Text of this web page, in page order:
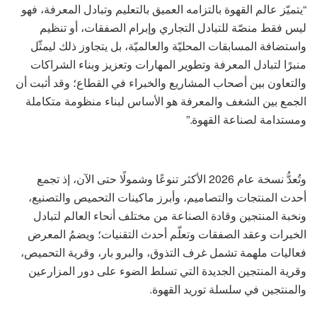
“يتميّز عالم القهوة بالتزامه العميق بالتعليم وتبادل المعرفة، فهو
ليس فقط منصّة للتبادل التجاري وإبرام الصفقات، أو تنظيم
واستضافة المسابقات المحليّة والعالميّة، بل يتجاوز ذلك ليمثّل
منبرًا لتبادل المعرفة وتطوير المهارات وتعزيز وبناء الشراكات
والتعاون بين أصحاب المشاريع والخبراء في القطاع؛ وقد أثبت أن
الجمع بين الشغف والمعرفة هو الأساس لبناء منظومة متكاملة
ومستدامة لصناعة القهوة.”
وتُعدُّ نسخة عام 2026 الأكثر تنوعًا وشمولًا حتى الآن، إذ تجمع
أحدث المنتجات والتصاميم، وأبرز ماكينات التحميص والتصنيع،
ونخبة المنتجين وقادة الصناعة من مختلف أنحاء العالم لتبادل
الخبرات وعقد الصفقات وتعلّم أحدث التقنيات؛ ويضمُ المعرض
فعاليات ملهمة تشمل غرف التذوق، والبرو بار، وقرية التحميص،
وقرية المنتجين الجديدة التي تسلط الضوء على دور المزارعين
والمنتجين في سلسلة توريد القهوة.